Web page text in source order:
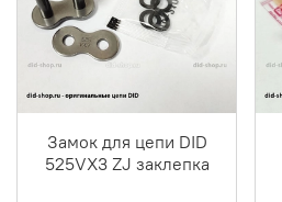
Замок для цепи DID
525VX3 ZJ заклепка